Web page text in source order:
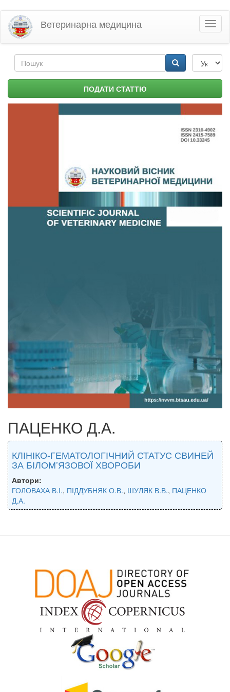
Перейти
основного
матеріалу
Ветеринарна медицина
Пошукова
форма ПОДАТИ СТАТТЮ
ПАЦЕНКО Д.А.
КЛІНІКО-ГЕМАТОЛОГІЧНИЙ СТАТУС СВИНЕЙ
ЗА БІЛОМ’ЯЗОВОЇ ХВОРОБИ
Автори:
ГОЛОВАХА В.І., ПІДДУБНЯК О.В., ШУЛЯК В.В., ПАЦЕНКО
Д.А.